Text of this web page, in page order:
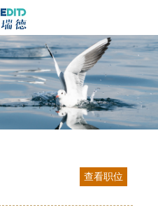
查看职位